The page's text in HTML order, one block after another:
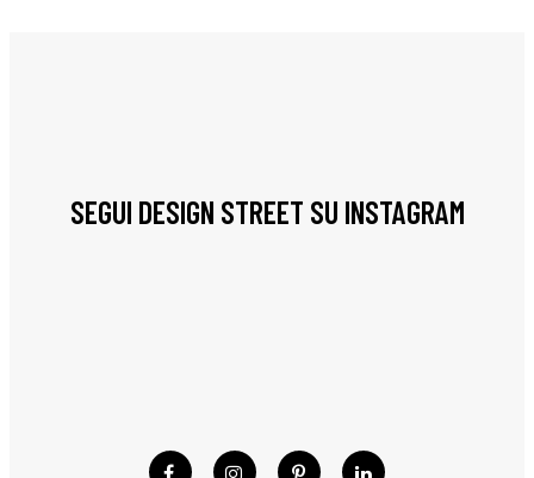
SEGUI DESIGN STREET SU INSTAGRAM